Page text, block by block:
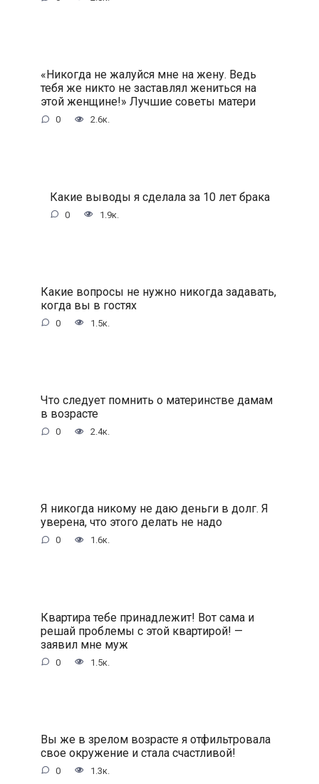
«Никогда не жалуйся мне на жену. Ведь
тебя же никто не заставлял жениться на
этой женщине!» Лучшие советы матери
0 2.6к.
Какие выводы я сделала за 10 лет брака
0 1.9к.
Какие вопросы не нужно никогда задавать,
когда вы в гостях
0 1.5к.
Что следует помнить о материнстве дамам
в возрасте
0 2.4к.
Я никогда никому не даю деньги в долг. Я
уверена, что этого делать не надо
0 1.6к.
Квартира тебе принадлежит! Вот сама и
решай проблемы с этой квартирой! —
заявил мне муж
0 1.5к.
Вы же в зрелом возрасте я отфильтровала
свое окружение и стала счастливой!
0 1.3к.